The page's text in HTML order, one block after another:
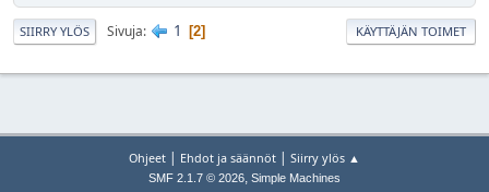
SIIRRY YLÖS Sivuja 1 2 KÄYTTÄJÄN TOIMET
Ohjeet | Ehdot ja säännöt | Siirry ylös ▲
SMF 2.1.7 © 2026, Simple Machines